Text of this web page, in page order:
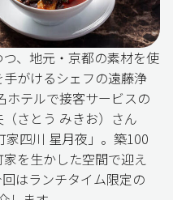
、地元・京都の素材を使
がけるシェフの遠藤浄
ホテルで接客サービスの
さとう みきお）さん
四川 星月夜」。築100
を生かした空間で迎え
はランチタイム限定の